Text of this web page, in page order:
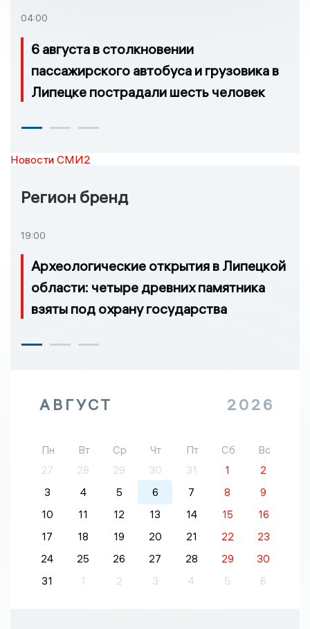
04:00
6 августа в столкновении
пассажирского автобуса и грузовика в
Липецке пострадали шесть человек
Новости СМИ2
Регион бренд
19:00
Археологические открытия в Липецкой
области: четыре древних памятника
взяты под охрану государства
АВГУСТ 2026
Пн Вт Ср Чт Пт Сб
Вс
27
28 29 30 31 1
2
3
4 5 6 7 8
9
10
11 12 13 14 15
16
17
18 19 20 21 22
23
24
25 26 27 28 29
30
31
1 2 3 4 5 6